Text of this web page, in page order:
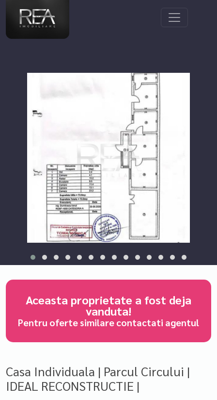
Aceasta proprietate a fost deja
vanduta!
Pentru oferte similare contactati agentul
Casa Individuala | Parcul Circului |
IDEAL RECONSTRUCTIE |